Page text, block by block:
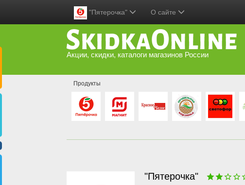
"Пятерочка" О сайте
Акции, скидки, каталоги магазинов России
Продукты
"Пятерочка"